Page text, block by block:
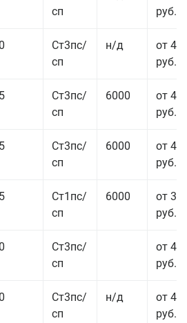
сп
руб.
Ст3пс/
сп
н/д
от 43
руб.
Ст3пс/
сп
6000
от 41
руб.
Ст3пс/
сп
6000
от 42
руб.
Ст1пс/
сп
6000
от 35
руб.
Ст3пс/
сп
от 42
руб.
Ст3пс/
сп
н/д
от 49
руб.